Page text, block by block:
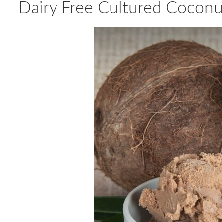
Dairy Free Cultured